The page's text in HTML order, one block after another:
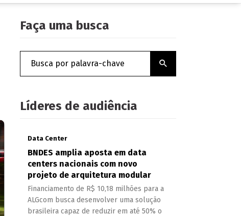
Faça uma busca
Líderes de audiência
Data Center
BNDES amplia aposta em data
centers nacionais com novo
projeto de arquitetura modular
Financiamento de R$ 10,18 milhões para a
ALGcom busca desenvolver uma solução
brasileira capaz de reduzir em até 50% o